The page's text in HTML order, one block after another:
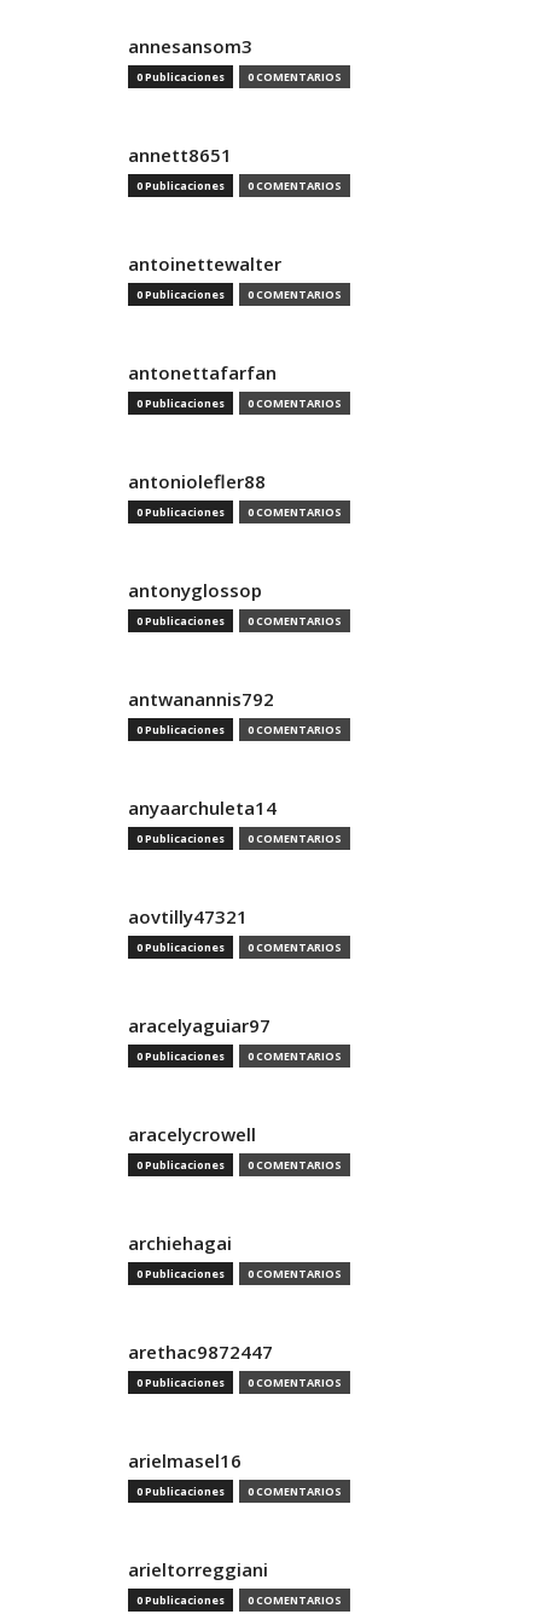
annesansom3
0 Publicaciones 0 COMENTARIOS
annett8651
0 Publicaciones 0 COMENTARIOS
antoinettewalter
0 Publicaciones 0 COMENTARIOS
antonettafarfan
0 Publicaciones 0 COMENTARIOS
antoniolefler88
0 Publicaciones 0 COMENTARIOS
antonyglossop
0 Publicaciones 0 COMENTARIOS
antwanannis792
0 Publicaciones 0 COMENTARIOS
anyaarchuleta14
0 Publicaciones 0 COMENTARIOS
aovtilly47321
0 Publicaciones 0 COMENTARIOS
aracelyaguiar97
0 Publicaciones 0 COMENTARIOS
aracelycrowell
0 Publicaciones 0 COMENTARIOS
archiehagai
0 Publicaciones 0 COMENTARIOS
arethac9872447
0 Publicaciones 0 COMENTARIOS
arielmasel16
0 Publicaciones 0 COMENTARIOS
arieltorreggiani
0 Publicaciones 0 COMENTARIOS